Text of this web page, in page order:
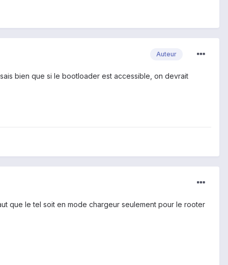
Auteur
bien que si le bootloader est accessible, on devrait
que le tel soit en mode chargeur seulement pour le rooter